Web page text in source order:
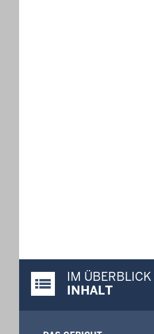
Justiz-Portal im Überblick:
IM ÜBERBLICK
INHALT